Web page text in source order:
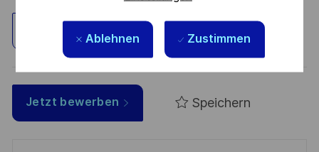
Ablehnen Zustimmen
Standort erkunden
Jetzt bewerben Speichern